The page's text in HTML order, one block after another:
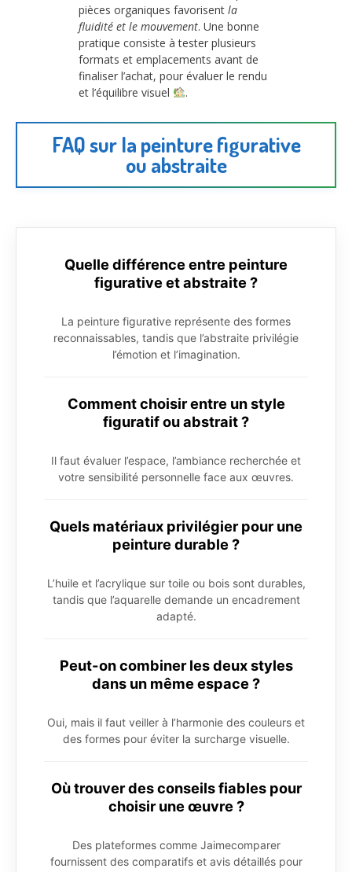
pièces organiques favorisent la
fluidité et le mouvement. Une bonne
pratique consiste à tester plusieurs
formats et emplacements avant de
finaliser l’achat, pour évaluer le rendu
et l’équilibre visuel
.
FAQ sur la peinture figurative
ou abstraite
Quelle différence entre peinture
figurative et abstraite ?
La peinture figurative représente des formes
reconnaissables, tandis que l’abstraite privilégie
l’émotion et l’imagination.
Comment choisir entre un style
figuratif ou abstrait ?
Il faut évaluer l’espace, l’ambiance recherchée et
votre sensibilité personnelle face aux œuvres.
Quels matériaux privilégier pour une
peinture durable ?
L’huile et l’acrylique sur toile ou bois sont durables,
tandis que l’aquarelle demande un encadrement
adapté.
Peut-on combiner les deux styles
dans un même espace ?
Oui, mais il faut veiller à l’harmonie des couleurs et
des formes pour éviter la surcharge visuelle.
Où trouver des conseils fiables pour
choisir une œuvre ?
Des plateformes comme Jaimecomparer
fournissent des comparatifs et avis détaillés pour